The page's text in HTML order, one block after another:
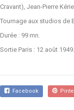
Cravant), Jean-Pierre
Tournage aux studios de
Durée : 99 mn.
Sortie Paris : 12 août 1949.
Facebook